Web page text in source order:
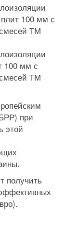
100 мм с
ТМ
100 мм с
ТМ
при
этой
получить